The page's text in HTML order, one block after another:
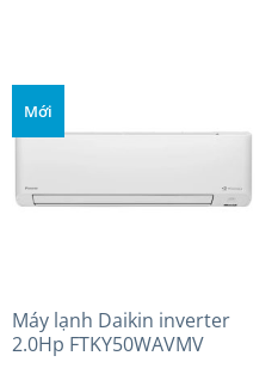
₫ 19.650.000.
Mới
Máy lạnh Daikin inverter
2.0Hp FTKY50WAVMV